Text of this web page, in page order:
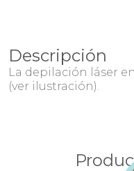
Descripción
La depilación láser
(ver ilustración).